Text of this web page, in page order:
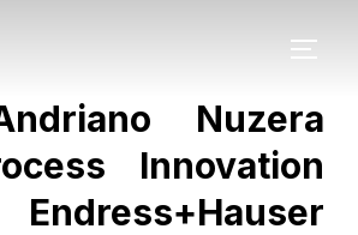
Nuzera
Innovation